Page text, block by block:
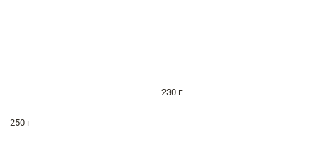
230 г
250 г